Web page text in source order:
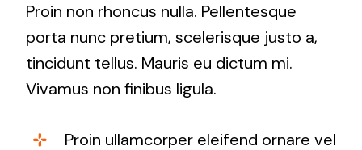
Proin non rhoncus nulla. Pellentesque
porta nunc pretium, scelerisque justo a,
tincidunt tellus. Mauris eu dictum mi.
Vivamus non finibus ligula.
Proin ullamcorper eleifend ornare vel